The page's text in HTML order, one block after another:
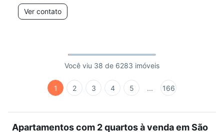
Ver contato
Você viu 38 de 6283 imóveis
1 2 3 4 5 ... 166
Apartamentos com 2 quartos à venda em São